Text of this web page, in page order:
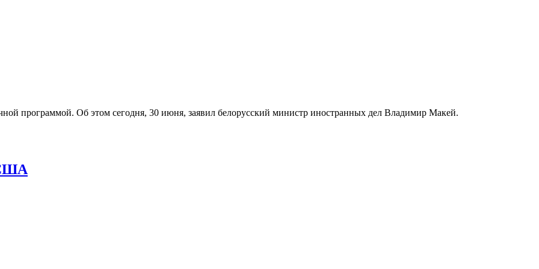
программой. Об этом сегодня, 30 июня, заявил белорусский министр иностранных дел Владимир Макей.
США